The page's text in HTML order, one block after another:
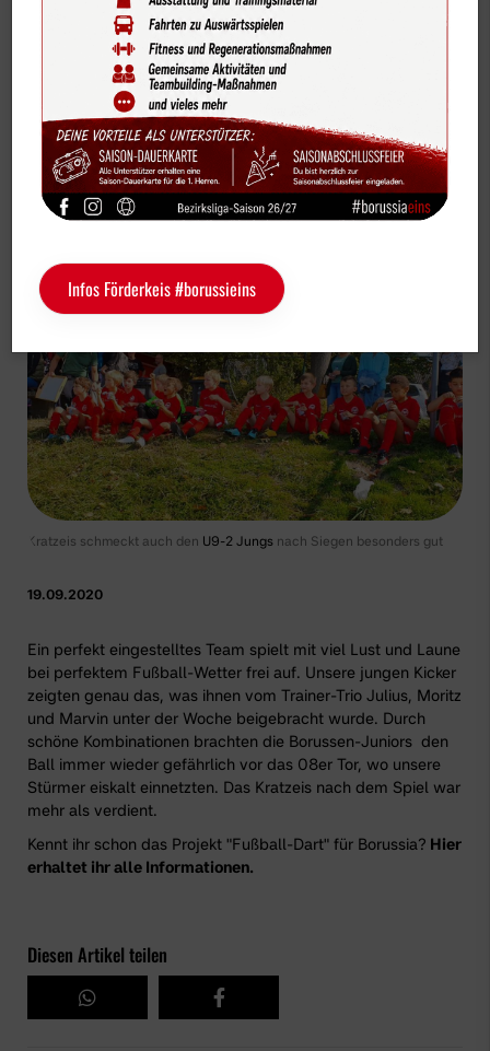
Fußball Junioren U9-2
U9-2 gewinnt souverän mit 5:1 gegen
Münster 08
Kratzeis schmeckt auch den U9-2 Jungs nach Siegen besonders gut
19.09.2020
Ein perfekt eingestelltes Team spielt mit viel Lust und Laune
bei perfektem Fußball-Wetter frei auf. Unsere jungen Kicker
zeigten genau das, was ihnen vom Trainer-Trio Julius, Moritz
und Marvin unter der Woche beigebracht wurde. Durch
schöne Kombinationen brachten die Borussen-Juniors den
Ball immer wieder gefährlich vor das 08er Tor, wo unsere
Stürmer eiskalt einnetzten. Das Kratzeis nach dem Spiel war
mehr als verdient.
Kennt ihr schon das Projekt "Fußball-Dart" für Borussia? Hier
erhaltet ihr alle Informationen.
Diesen Artikel teilen
Bildergalerien
Vereinskalender
Sportdeutschland-News
Das LSB-Magazin "Wir im Sport"
Sponsoren
Kontakt Service
Schulengel Instagram YouTube
Infos Förderkeis #borussieins